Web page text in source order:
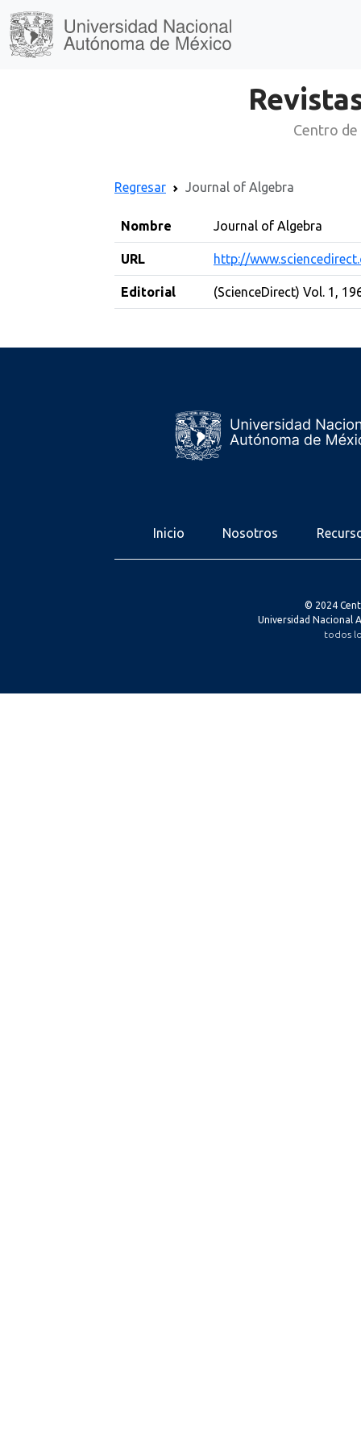
Centro de
Regresar Journal of Algebra
Nombre Journal of Algebra
URL http://
Editorial (ScienceDirect) Vol. 1,
Inicio Nosotros
© 2024
Universidad Nacional
todos